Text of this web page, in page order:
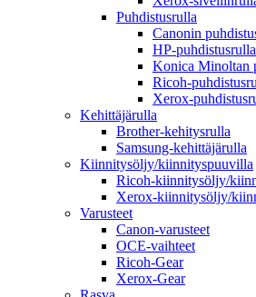
Puhdistusrulla
Canonin
HP-puhdistusrulla
Konica Minoltan
Ricoh-
Xerox-
Kehittäjärulla
Brother-kehitysrulla
Samsung-kehittäjärulla
Kiinnitysöljy/kiinnityspuuvilla
Ricoh-kiinnitysöljy/
Xerox-kiinnitysöljy/
Varusteet
Canon-varusteet
OCE-vaihteet
Ricoh-Gear
Xerox-Gear